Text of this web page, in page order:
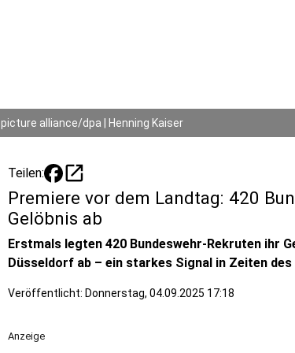
picture alliance/dpa | Henning Kaiser
Teilen: open_in_new
Premiere vor dem Landtag: 420
Gelöbnis ab
Erstmals legten 420 Bundeswehr-Rekruten ihr
Düsseldorf ab – ein starkes Signal in Zeiten
Veröffentlicht: Donnerstag, 04.09.2025 17:18
Anzeige